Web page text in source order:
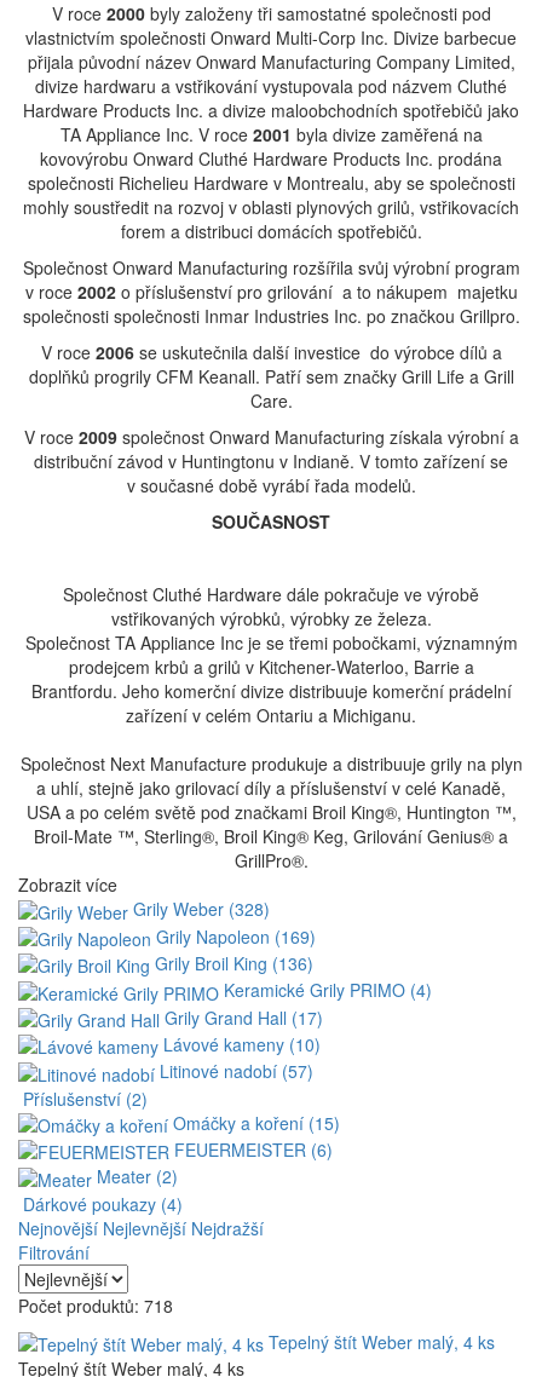
V roce 2000byly založeny tři samostatné společnosti pod
vlastnictvím společnosti Onward Multi-Corp Inc. Divize barbecue
přijala původní název Onward Manufacturing Company Limited,
divize hardwaru a vstřikování vystupovala pod názvem Cluthé
Hardware Products Inc. a divize maloobchodních spotřebičů jako
TA Appliance Inc. V roce 2001 byla divize zaměřená na
kovovýrobu Onward Cluthé Hardware Products Inc. prodána
společnosti Richelieu Hardware v Montrealu, aby se společnosti
mohly soustředit na rozvoj v oblasti plynových grilů, vstřikovacích
forem a distribuci domácích spotřebičů.
Společnost Onward Manufacturing rozšířila svůj výrobní program
v roce 2002o příslušenství pro grilování a to nákupem majetku
společnosti společnosti Inmar Industries Inc. po značkou Grillpro.
V roce 2006se uskutečnila další investice do výrobce dílů a
doplňků progrily CFM Keanall. Patří sem značky Grill Life a Grill
Care.
V roce 2009společnost Onward Manufacturing získala výrobní a
distribuční závod v Huntingtonu v Indianě. V tomto zařízení se
v současné době vyrábí řada modelů.
SOUČASNOST
Společnost Cluthé Hardware dále pokračuje ve výrobě
vstřikovaných výrobků, výrobky ze železa.
Společnost TA Appliance Inc je se třemi pobočkami, významným
prodejcem krbů a grilů v Kitchener-Waterloo, Barrie a
Brantfordu. Jeho komerční divize distribuuje komerční prádelní
zařízení v celém Ontariu a Michiganu.
Společnost Next Manufacture produkuje a distribuuje grily na plyn
a uhlí, stejně jako grilovací díly a příslušenství v celé Kanadě,
USA a po celém světě pod značkami Broil King®, Huntington ™,
Broil-Mate ™, Sterling®, Broil King® Keg, Grilování Genius® a
GrillPro®.
Zobrazit více
Grily Weber (328)
Grily Napoleon (169)
Grily Broil King (136)
Keramické Grily PRIMO (4)
Grily Grand Hall (17)
Lávové kameny (10)
Litinové nadobí (57)
Příslušenství (2)
Omáčky a koření (15)
FEUERMEISTER (6)
Meater (2)
Dárkové poukazy (4)
Nejnovější Nejlevnější Nejdražší
Filtrování
Počet produktů: 718
Tepelný štít Weber malý, 4 ks
Tepelný štít Weber malý, 4 ks